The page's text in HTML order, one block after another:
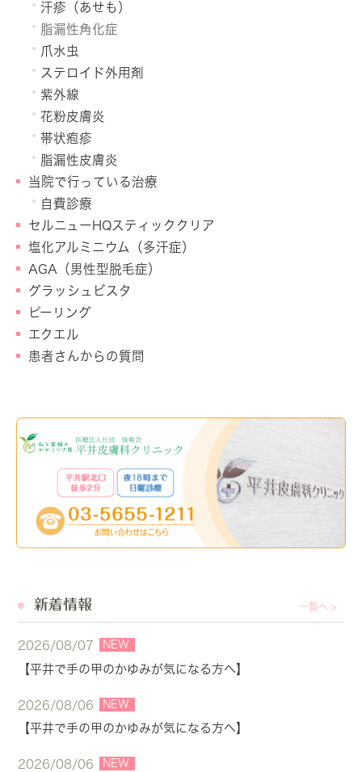
汗疹（あせも）
脂漏性角化症
爪水虫
ステロイド外用剤
紫外線
花粉皮膚炎
帯状疱疹
脂漏性皮膚炎
当院で行っている治療
自費診療
セルニューHQスティッククリア
塩化アルミニウム（多汗症）
AGA（男性型脱毛症）
グラッシュビスタ
ピーリング
エクエル
患者さんからの質問
新着情報 一覧へ >
2026/08/07 NEW
【平井で手の甲のかゆみが気になる方へ】
2026/08/06 NEW
【平井で手の甲のかゆみが気になる方へ】
2026/08/06 NEW